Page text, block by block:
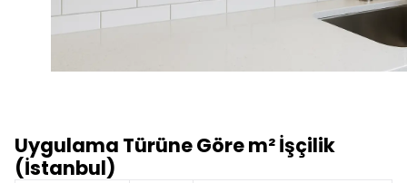
Uygulama Türüne Göre m² İşçilik
(İstanbul)